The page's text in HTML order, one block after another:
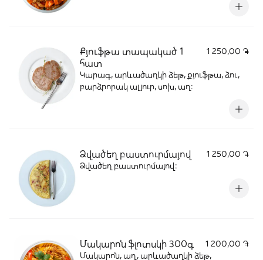
Քյուֆթա տապակած 1
հատ
1 250,00 ֏
Կարագ, արևածաղկի ձեթ, քյուֆթա, ձու,
բարձրորակ ալյուր, սոխ, աղ:
Ձվածեղ բաստուրմայով
1 250,00 ֏
Ձվածեղ բաստուրմայով:
Մակարոն ֆլոտսկի 300գ
1 200,00 ֏
Մակարոն, աղ, արևածաղկի ձեթ,